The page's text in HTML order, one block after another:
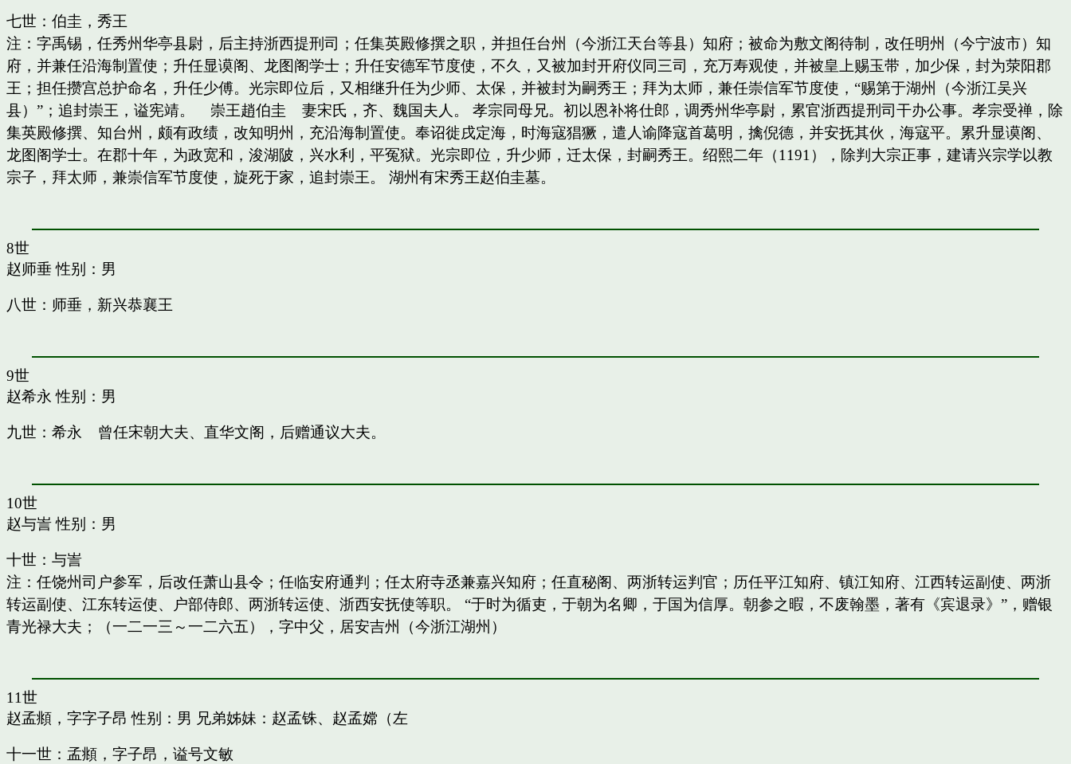
七世：伯圭，秀王
注：字禹锡，任秀州华亭县尉，后主持浙西提刑司；任集英殿修撰之职，并担任台州（今浙江天台等县）知府；被命为敷文阁待制，改任明州（今宁波市）知
府，并兼任沿海制置使；升任显谟阁、龙图阁学士；升任安德军节度使，不久，又被加封开府仪同三司，充万寿观使，并被皇上赐玉带，加少保，封为荥阳郡
王；担任攒宫总护命名，升任少傅。光宗即位后，又相继升任为少师、太保，并被封为嗣秀王；拜为太师，兼任崇信军节度使，“赐第于湖州（今浙江吴兴
县）”；追封崇王，谥宪靖。 崇王趙伯圭 妻宋氏，齐、魏国夫人。 孝宗同母兄。初以恩补将仕郎，调秀州华亭尉，累官浙西提刑司干办公事。孝宗受禅，除
集英殿修撰、知台州，颇有政绩，改知明州，充沿海制置使。奉诏徙戌定海，时海寇猖獗，遣人谕降寇首葛明，擒倪德，并安抚其伙，海寇平。累升显谟阁、
龙图阁学士。在郡十年，为政宽和，浚湖陂，兴水利，平冤狱。光宗即位，升少师，迁太保，封嗣秀王。绍熙二年（1191），除判大宗正事，建请兴宗学以教
宗子，拜太师，兼崇信军节度使，旋死于家，追封崇王。 湖州有宋秀王赵伯圭墓。
8世
赵师垂性别：男
八世：师垂，新兴恭襄王
9世
赵希永 性别：男
九世：希永 曾任宋朝大夫、直华文阁，后赠通议大夫。
10世
赵与訔性别：男
十世：与訔
注：任饶州司户参军，后改任萧山县令；任临安府通判；任太府寺丞兼嘉兴知府；任直秘阁、两浙转运判官；历任平江知府、镇江知府、江西转运副使、两浙
转运副使、江东转运使、户部侍郎、两浙转运使、浙西安抚使等职。 “于时为循吏，于朝为名卿，于国为信厚。朝参之暇，不废翰墨，著有《宾退录》”，赠银
青光禄大夫；（一二一三～一二六五），字中父，居安吉州（今浙江湖州）
11世
赵孟頫，字字子昂 性别：男 兄弟姊妹： 赵孟铢、 赵孟嫦（左
十一世：孟頫，字子昂，谥号文敏